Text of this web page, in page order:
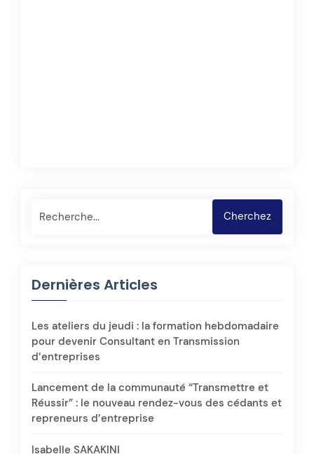
Rechercher Cherchez
Dernières Articles
Les ateliers du jeudi : la formation hebdomadaire
pour devenir Consultant en Transmission
d’entreprises
Lancement de la communauté “Transmettre et
Réussir” : le nouveau rendez-vous des cédants et
repreneurs d’entreprise
Isabelle SAKAKINI